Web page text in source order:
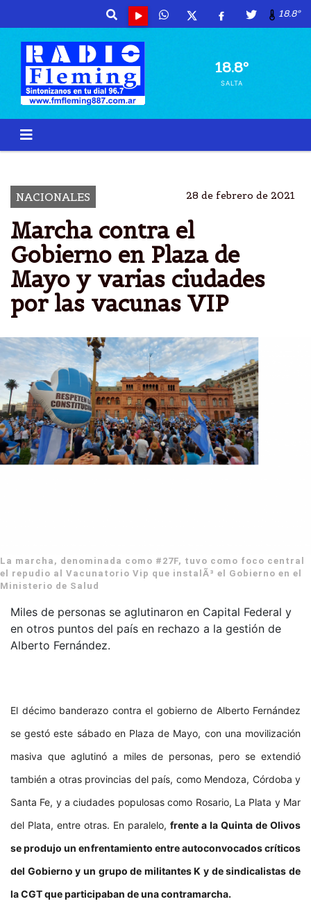
18.8º
18.8º
SALTA
NACIONALES 28 de febrero de 2021
Marcha contra el
Gobierno en Plaza de
Mayo y varias ciudades
por las vacunas VIP
La marcha, denominada como #27F, tuvo como foco central
el repudio al Vacunatorio Vip que instalÃ³ el Gobierno en el
Ministerio de Salud
Miles de personas se aglutinaron en Capital Federal y
en otros puntos del país en rechazo a la gestión de
Alberto Fernández.
El décimo banderazo contra el gobierno de Alberto Fernández
se gestó este sábado en Plaza de Mayo, con una movilización
masiva que aglutinó a miles de personas, pero se extendió
también a otras provincias del país, como Mendoza, Córdoba y
Santa Fe, y a ciudades populosas como Rosario, La Plata y Mar
del Plata, entre otras. En paralelo, frente a la Quinta de Olivos
se produjo un enfrentamiento entre autoconvocados críticos
del Gobierno y un grupo de militantes K y de sindicalistas de
la CGT que participaban de una contramarcha.